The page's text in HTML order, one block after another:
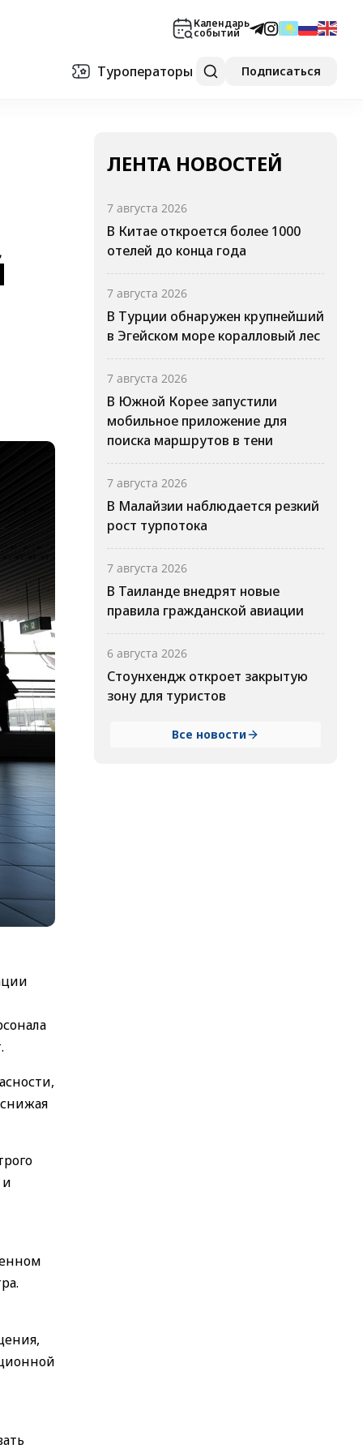
Календарь
событий
Туроператоры Подписаться
ЛЕНТА НОВОСТЕЙ
7 августа 2026
В Китае откроется более 1000
отелей до конца года
7 августа 2026
В Турции обнаружен крупнейший
в Эгейском море коралловый лес
7 августа 2026
В Южной Корее запустили
мобильное приложение для
поиска маршрутов в тени
7 августа 2026
В Малайзии наблюдается резкий
рост турпотока
7 августа 2026
В Таиланде внедрят новые
правила гражданской авиации
6 августа 2026
Стоунхендж откроет закрытую
зону для туристов
Все новости